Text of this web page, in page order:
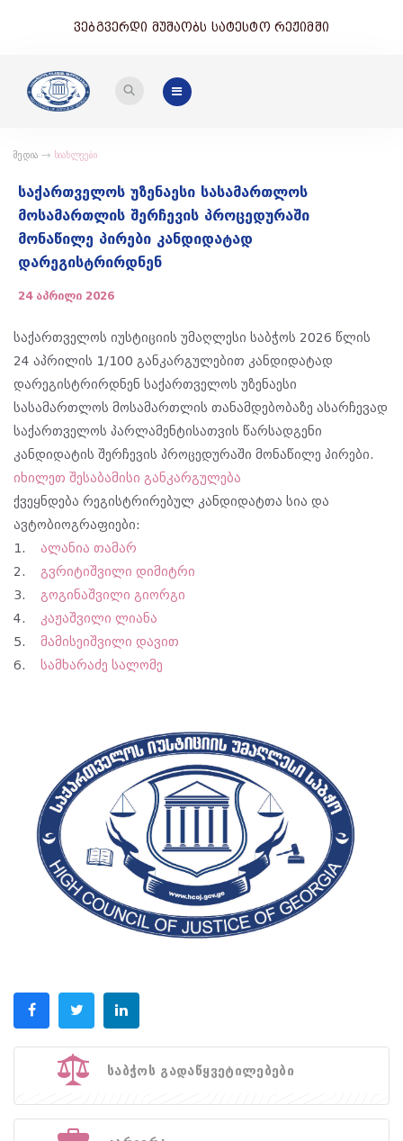
ვებგვერდი მუშაობს სატესტო რეჟიმში
მედია სიახლეები
საქართველოს უზენაესი სასამართლოს
მოსამართლის შერჩევის პროცედურაში
მონაწილე პირები კანდიდატად
დარეგისტრირდნენ
24 აპრილი 2026
საქართველოს იუსტიციის უმაღლესი საბჭოს 2026 წლის
24 აპრილის 1/100 განკარგულებით კანდიდატად
დარეგისტრირდნენ საქართველოს უზენაესი
სასამართლოს მოსამართლის თანამდებობაზე ასარჩევად
საქართველოს პარლამენტისათვის წარსადგენი
კანდიდატის შერჩევის პროცედურაში მონაწილე პირები.
იხილეთ შესაბამისი განკარგულება
ქვეყნდება რეგისტრირებულ კანდიდატთა სია და
ავტობიოგრაფიები:
1. ალანია თამარ
2. გვრიტიშვილი დიმიტრი
3. გოგინაშვილი გიორგი
4. კაჟაშვილი ლიანა
5. მამისეიშვილი დავით
6. სამხარაძე სალომე
საბჭოს გადაწყვეტილებები